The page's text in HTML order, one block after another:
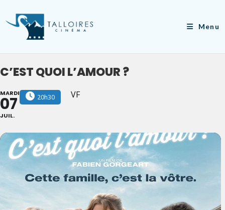
to
Menu
C’EST QUOI L’AMOUR ?
MARDI
07
JUIL.
20h30 VF